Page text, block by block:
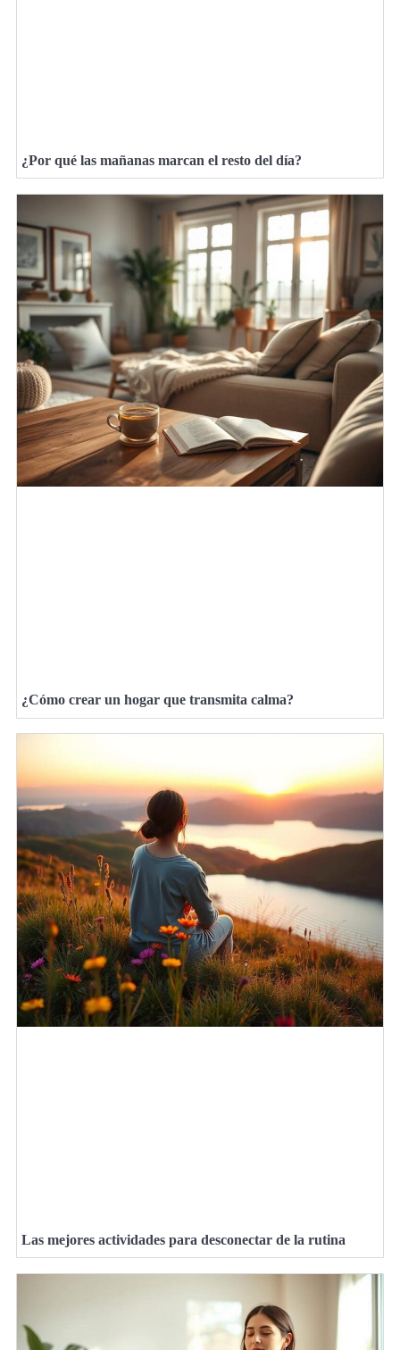
¿Por qué las mañanas marcan el resto del día?
¿Cómo crear un hogar que transmita calma?
Las mejores actividades para desconectar de la rutina